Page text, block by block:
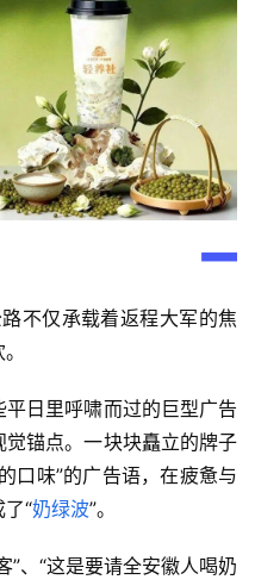
不仅承载着返程大军的焦
日里呼啸而过的巨型广告
锚点。一块块矗立的牌子
味”的广告语，在疲惫与
“奶绿波”。
”、“这是要请全安徽人喝奶